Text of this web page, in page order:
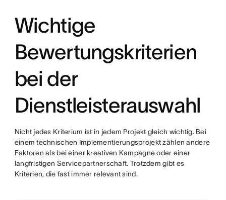
Wichtige
Bewertungskriterien
bei der
Dienstleisterauswahl
Nicht jedes Kriterium ist in jedem Projekt gleich wichtig. Bei
einem technischen Implementierungsprojekt zählen andere
Faktoren als bei einer kreativen Kampagne oder einer
langfristigen Servicepartnerschaft. Trotzdem gibt es
Kriterien, die fast immer relevant sind.